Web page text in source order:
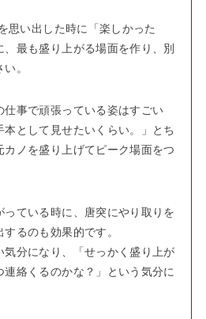
思い出した時に「楽しかった
最も盛り上がる場面を作り、別
。
事で頑張っている姿はすごい
として見せたいくらい。」とち
カノを盛り上げてピーク場面をつ
ている時に、唐突にやり取りを
るのも効果的です。
分になり、「せっかく盛り上が
絡くるのかな？」という気分に